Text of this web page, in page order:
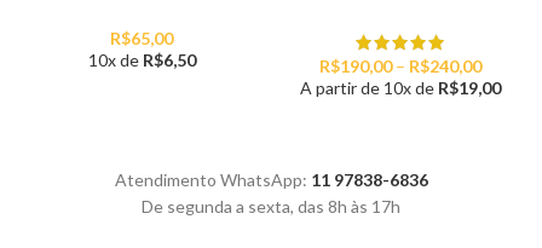
R$65,00
10x de R$6,50 R$190,00 – R$240,00Faixa
de
A partir de 10x de R$19,00
Atendimento WhatsApp: 11 97838-6836
De segunda a sexta, das 8h às 17h